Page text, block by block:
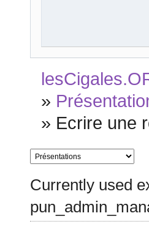
»
» Ecrire une
Currently used